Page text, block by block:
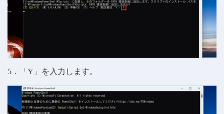
5．「Y」を入力します。